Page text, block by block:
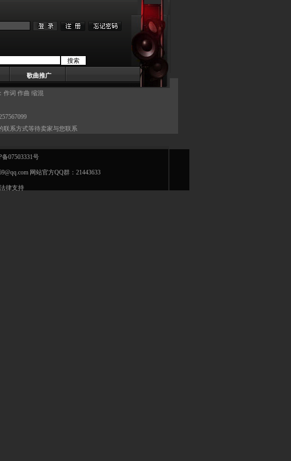
歌曲推广
词 作曲 缩混
联系方式等待卖家与您联系
07503331号
网站官方QQ群：21443633
律支持